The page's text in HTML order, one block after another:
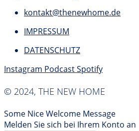
kontakt@thenewhome.de
IMPRESSUM
DATENSCHUTZ
Instagram PodcastSpotify
© 2024, THE NEW HOME
Some Nice Welcome Message
Melden Sie sich bei Ihrem Konto an